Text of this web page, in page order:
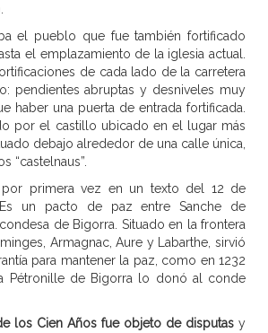
el pueblo que fue también fortificado
el emplazamiento de la iglesia actual.
de cada lado de la carretera
pendientes abruptas y desniveles muy
haber una puerta de entrada fortificada.
por el castillo ubicado en el lugar más
debajo alrededor de una calle única,
“castelnaus”.
primera vez en un texto del 12 de
un pacto de paz entre Sanche de
de Bigorra. Situado en la frontera
Armagnac, Aure y Labarthe, sirvió
para mantener la paz, como en 1232
Pétronille de Bigorra lo donó al conde
los Cien Años fue objeto de disputas y